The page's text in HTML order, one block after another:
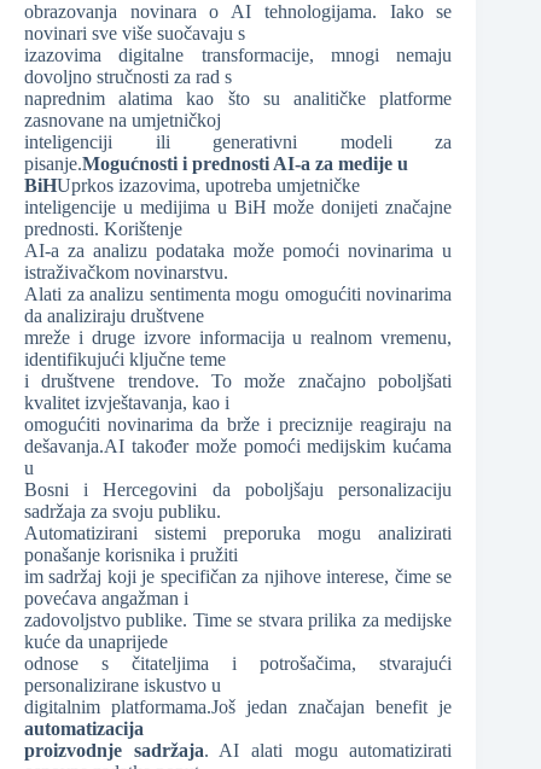
obrazovanja novinara o AI tehnologijama. Iako se
novinari sve više suočavaju s
izazovima digitalne transformacije, mnogi nemaju
dovoljno stručnosti za rad s
naprednim alatima kao što su analitičke platforme
zasnovane na umjetničkoj
inteligenciji ili generativni modeli za
pisanje.Mogućnosti i prednosti AI-a za medije u
BiHUprkos izazovima, upotreba umjetničke
inteligencije u medijima u BiH može donijeti značajne
prednosti. Korištenje
AI-a za analizu podataka može pomoći novinarima u
istraživačkom novinarstvu.
Alati za analizu sentimenta mogu omogućiti novinarima
da analiziraju društvene
mreže i druge izvore informacija u realnom vremenu,
identifikujući ključne teme
i društvene trendove. To može značajno poboljšati
kvalitet izvještavanja, kao i
omogućiti novinarima da brže i preciznije reagiraju na
dešavanja.AI također može pomoći medijskim kućama
u
Bosni i Hercegovini da poboljšaju personalizaciju
sadržaja za svoju publiku.
Automatizirani sistemi preporuka mogu analizirati
ponašanje korisnika i pružiti
im sadržaj koji je specifičan za njihove interese, čime se
povećava angažman i
zadovoljstvo publike. Time se stvara prilika za medijske
kuće da unaprijede
odnose s čitateljima i potrošačima, stvarajući
personalizirane iskustvo u
digitalnim platformama.Još jedan značajan benefit je
automatizacija
proizvodnje sadržaja. AI alati mogu automatizirati